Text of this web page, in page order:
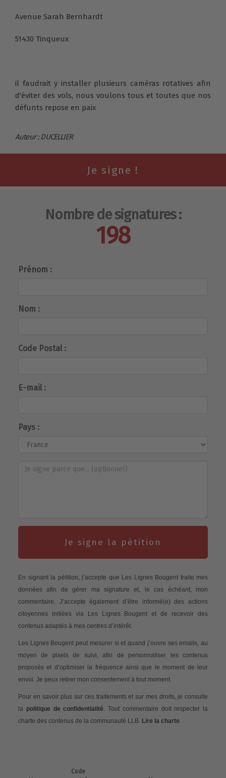
Avenue Sarah Bernhardt
51430 Tinqueux
il faudrait y installer plusieurs caméras rotatives afin
d'éviter des vols, nous voulons tous et toutes que nos
défunts repose en paix
Auteur : DUCELLIER
Nombre de signatures :
198
Prénom :
Nom :
Code Postal :
E-mail :
Pays :
Je signe la pétition
En signant la pétition, j’accepte que Les Lignes Bougent traite mes
données afin de gérer ma signature et, le cas échéant, mon
commentaire. J’accepte également d’être informé(e) des actions
citoyennes initiées via Les Lignes Bougent et de recevoir des
contenus adaptés à mes centres d’intérêt.
Les Lignes Bougent peut mesurer si et quand j’ouvre ses emails, au
moyen de pixels de suivi, afin de personnaliser les contenus
proposés et d’optimiser la fréquence ainsi que le moment de leur
envoi. Je peux retirer mon consentement à tout moment.
Pour en savoir plus sur ces traitements et sur mes droits, je consulte
la politique de confidentialité. Tout commentaire doit respecter la
charte des contenus de la communauté LLB. Lire la charte.
Code